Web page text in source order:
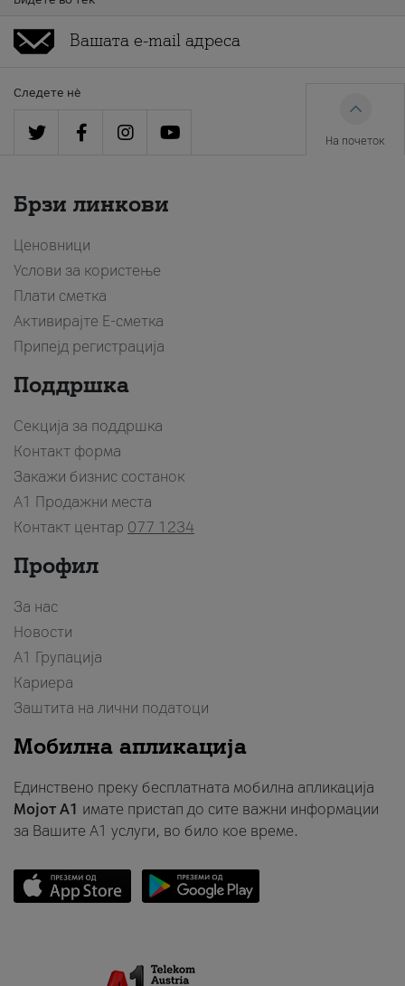
Следете нè
На почеток
Брзи линкови
Ценовници
Услови за користење
Плати сметка
Активирајте Е-сметка
Припејд регистрација
Поддршка
Секција за поддршка
Контакт форма
Закажи бизнис состанок
A1 Продажни места
Контакт центар 077 1234
Профил
За нас
Новости
А1 Групација
Кариера
Заштита на лични податоци
Мобилна апликација
Единствено преку бесплатната мобилна апликација
Мојот A1 имате пристап до сите важни информации
за Вашите A1 услуги, во било кое време.